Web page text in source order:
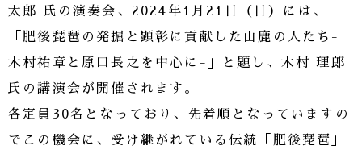
太郎 氏の演奏会、2024年1月21日（日）には、
「肥後琵琶の発掘と顕彰に貢献した山鹿の人たち-
木村祐章と原口長之を中心に-」と題し、木村 理郎
氏の講演会が開催されます。
各定員30名となっており、先着順となっていますの
でこの機会に、受け継がれている伝統「肥後琵琶」